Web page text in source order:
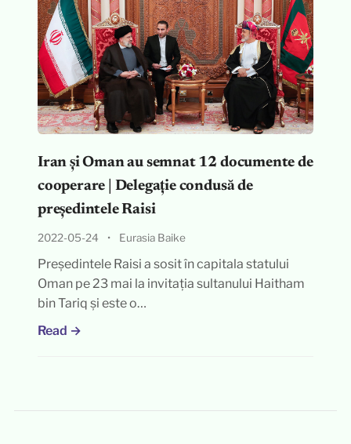
Iran și Oman au semnat 12 documente de
cooperare | Delegație condusă de
președintele Raisi
2022-05-24 • Eurasia Baike
Președintele Raisi a sosit în capitala statului
Oman pe 23 mai la invitația sultanului Haitham
bin Tariq și este o…
Read →